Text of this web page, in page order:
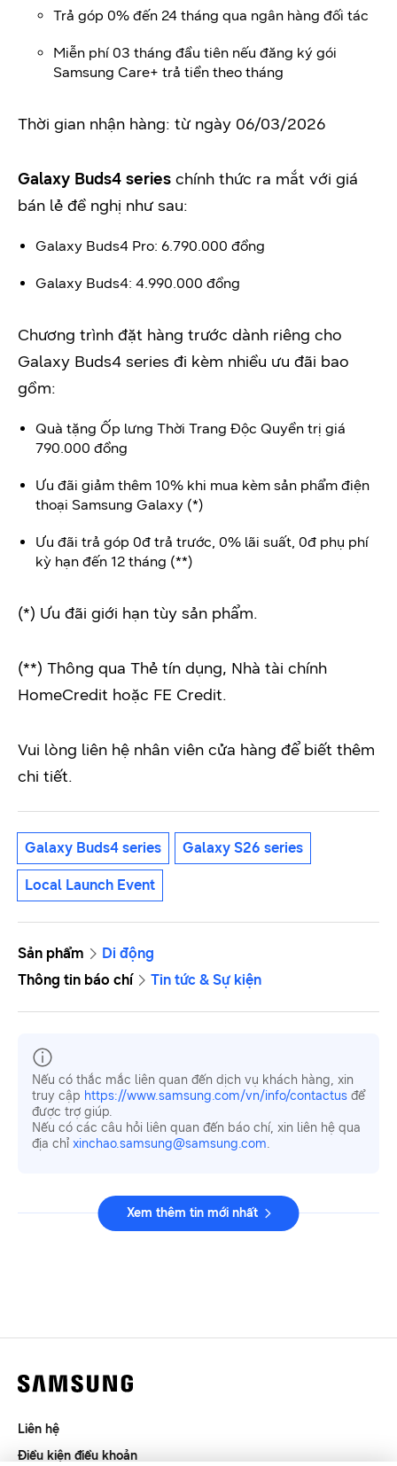
Trả góp 0% đến 24 tháng qua ngân hàng đối tác
Miễn phí 03 tháng đầu tiên nếu đăng ký gói
Samsung Care+ trả tiền theo tháng
Thời gian nhận hàng: từ ngày 06/03/2026
Galaxy Buds4 series chính thức ra mắt với giá
bán lẻ đề nghị như sau:
Galaxy Buds4 Pro: 6.790.000 đồng
Galaxy Buds4: 4.990.000 đồng
Chương trình đặt hàng trước dành riêng cho
Galaxy Buds4 series đi kèm nhiều ưu đãi bao
gồm:
Quà tặng Ốp lưng Thời Trang Độc Quyền trị giá
790.000 đồng
Ưu đãi giảm thêm 10% khi mua kèm sản phẩm điện
thoại Samsung Galaxy (*)
Ưu đãi trả góp 0đ trả trước, 0% lãi suất, 0đ phụ phí
kỳ hạn đến 12 tháng (**)
(*) Ưu đãi giới hạn tùy sản phẩm.
(**) Thông qua Thẻ tín dụng, Nhà tài chính
HomeCredit hoặc FE Credit.
Vui lòng liên hệ nhân viên cửa hàng để biết thêm
chi tiết.
Galaxy Buds4 series Galaxy S26 series
Local Launch Event
Sản phẩm
Di động
Thông tin báo chí
Tin tức & Sự kiện
Nếu có thắc mắc liên quan đến dịch vụ khách hàng, xin
truy cập https://www.samsung.com/vn/info/contactus để
được trợ giúp.
Nếu có các câu hỏi liên quan đến báo chí, xin liên hệ qua
địa chỉ xinchao.samsung@samsung.com.
Xem thêm tin mới nhất
Liên hệ
Điều kiện điều khoản